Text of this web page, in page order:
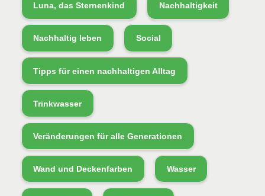
Luna, das Sternenkind Nachhaltigkeit
Nachhaltig leben Social
Tipps für einen nachhaltigen Alltag
Trinkwasser
Veränderungen für alle Generationen
Wand und Deckenfarben Wasser